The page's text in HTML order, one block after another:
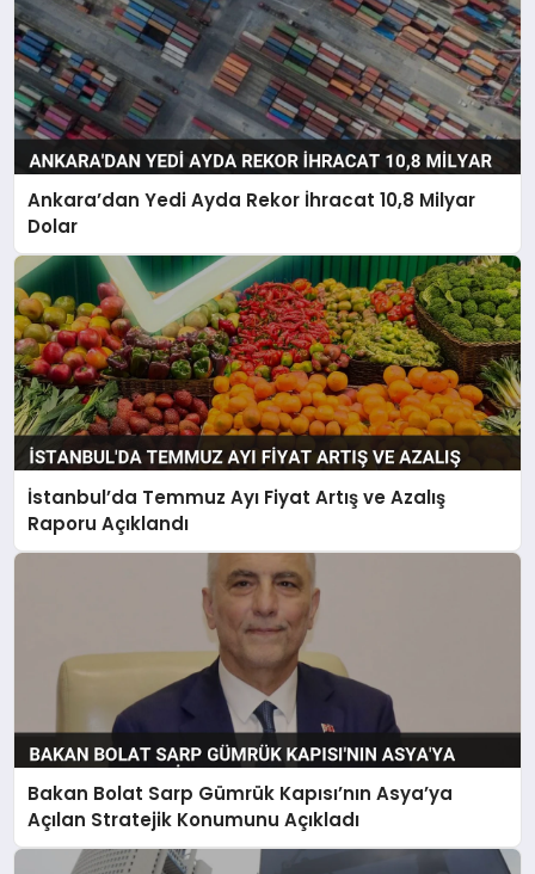
Ankara’dan Yedi Ayda Rekor İhracat 10,8 Milyar
Dolar
İstanbul’da Temmuz Ayı Fiyat Artış ve Azalış
Raporu Açıklandı
Bakan Bolat Sarp Gümrük Kapısı’nın Asya’ya
Açılan Stratejik Konumunu Açıkladı